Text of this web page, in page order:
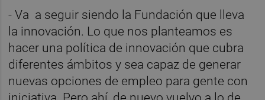
- Va a seguir siendo la Fundación que lleva
la innovación. Lo que nos planteamos es
hacer una política de innovación que cubra
diferentes ámbitos y sea capaz de generar
nuevas opciones de empleo para gente con